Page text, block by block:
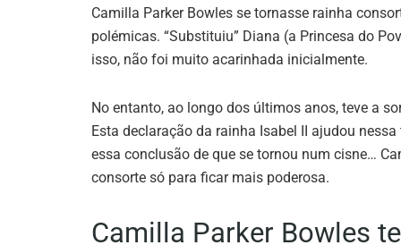
Camilla Parker Bowles se tornasse rainha
polémicas. “Substituiu” Diana (a Princesa do
isso, não foi muito acarinhada inicialmente.
No entanto, ao longo dos últimos anos, teve a
Esta declaração da rainha Isabel II ajudou
essa conclusão de que se tornou num cisne…
consorte só para ficar mais poderosa.
Camilla Parker Bowles